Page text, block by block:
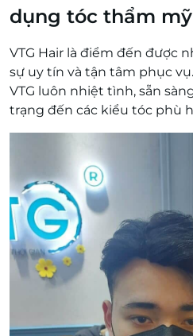
dụng tóc thẩm
VTG Hair là điểm đến được
sự uy tín và tận tâm phục
VTG luôn nhiệt tình, sẵn
trạng đến các kiểu tóc phù